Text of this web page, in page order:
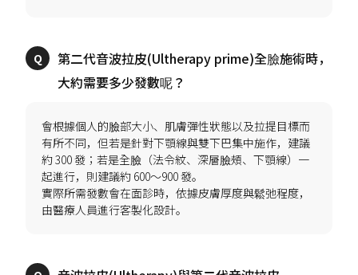
第二代音波拉皮(Ultherapy prime)全臉施術時，
會根據個人的臉部大小、肌膚彈性狀態以及拉提目標而
有所不同，但若是針對下顎線與雙下巴集中施作，建議
約 300 發；若是全臉（法令紋、深層臉頰、下顎線）一
起進行，則建議約 600～900 發。
實際所需發數會在面診時，依據皮膚厚度與鬆弛程度，